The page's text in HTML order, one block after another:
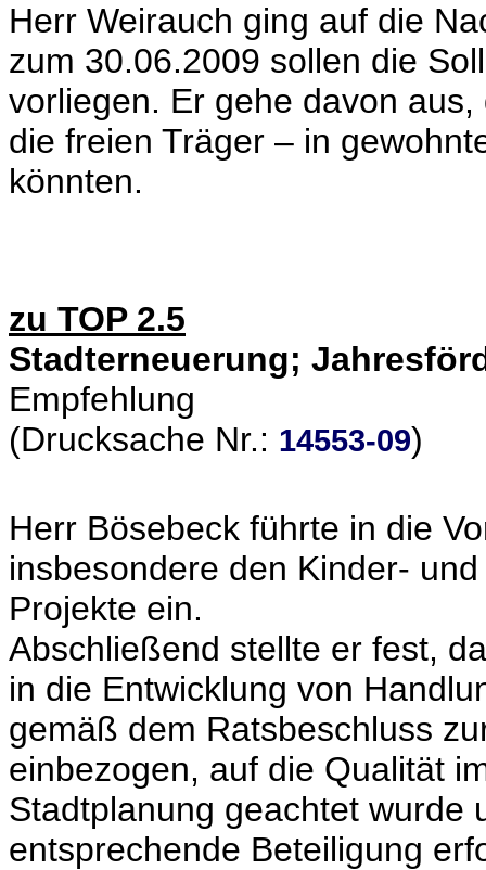
Herr Weirauch ging auf die
zum 30.06.2009 sollen die
vorliegen. Er gehe davon
die freien Träger – in
könnten.
zu TOP 2.5
Stadterneuerung;
Empfehlung
(Drucksache Nr.: 14553-09)
Herr Bösebeck führte in die
insbesondere den Kinder-
Projekte ein.
Abschließend stellte er fest,
in die Entwicklung von
gemäß dem Ratsbeschluss
einbezogen, auf die Qualität
Stadtplanung geachtet wurde
entsprechende Beteiligung